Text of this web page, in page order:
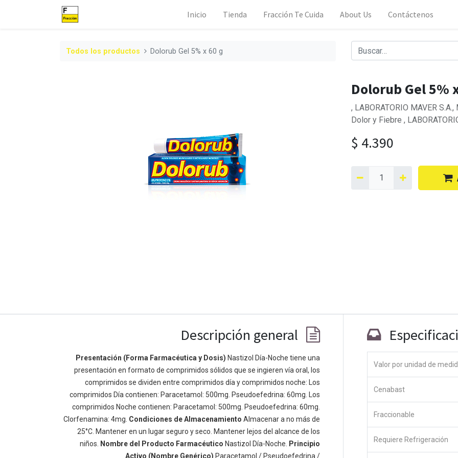
Inicio Tienda Fracción Te Cuida About Us Contáctenos
Todos los productos Dolorub Gel 5% x 60 g
Dolorub Gel 5%
, LABORATORIO MAVER
Dolor y Fiebre ,
$ 4.390
Descripción general
Presentación (Forma Farmacéutica y Dosis) Nastizol Día-Noche tiene una
presentación en formato de comprimidos sólidos que se ingieren vía oral, los
comprimidos se dividen entre comprimidos día y comprimidos noche: Los
comprimidos Día contienen: Paracetamol: 500mg. Pseudoefedrina: 60mg. Los
comprimidos Noche contienen: Paracetamol: 500mg. Pseudoefedrina: 60mg.
Clorfenamina: 4mg. Condiciones de Almacenamiento Almacenar a no más de
25°C. Mantener en un lugar seguro y seco. Mantener lejos del alcance de los
niños.
Nombre del Producto Farmacéutico Nastizol Día-Noche.
Principio
Activo (Nombre Genérico) Paracetamol / Pseudoefedrina /
Valor por unidad de
Cenabast
Fraccionable
Requiere Refrigeración
Enlaces de Ínteres
Inicio
Acerca de
Productos
Servicios
Política de privacidad
Acerca de
Somos un equipo de personas apasionadas cuyo objetivo es
mejorar la vida de todos a través de productos disruptivos.
Construimos grandes productos para resolver sus problemas
de negocio. Nuestros productos están diseñados para
pequeñas y medianas empresas dispuestas a optimizar su
rendimiento.